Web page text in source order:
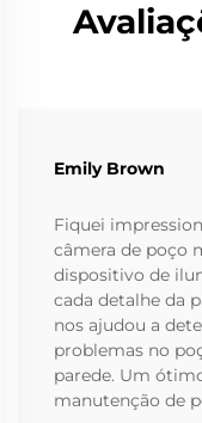
Emily Brown
Fiquei
câmera de poço
dispositivo de
cada detalhe da
nos ajudou a
problemas no
parede. Um
manutenção de